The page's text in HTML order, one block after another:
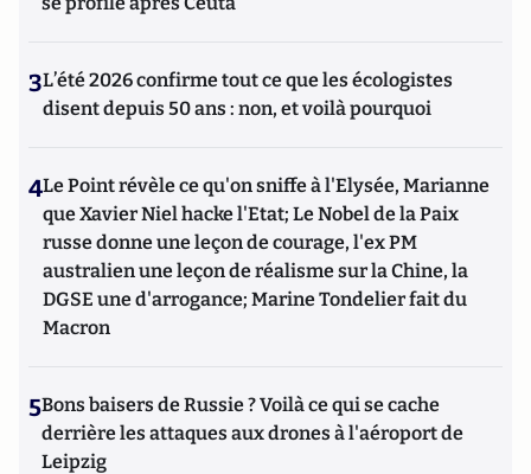
3L’été 2026 confirme tout ce que les écologistes
disent depuis 50 ans : non, et voilà pourquoi
4Le Point révèle ce qu'on sniffe à l'Elysée, Marianne
que Xavier Niel hacke l'Etat; Le Nobel de la Paix
russe donne une leçon de courage, l'ex PM
australien une leçon de réalisme sur la Chine, la
DGSE une d'arrogance; Marine Tondelier fait du
Macron
5Bons baisers de Russie ? Voilà ce qui se cache
derrière les attaques aux drones à l'aéroport de
Leipzig